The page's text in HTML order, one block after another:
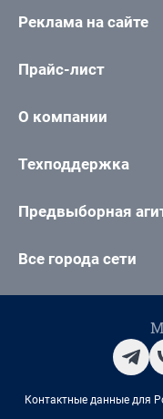
Реклама на сайте
Прайс-лист
О компании
Техподдержка
Предвыборная
Все города сети
Контактные данные для